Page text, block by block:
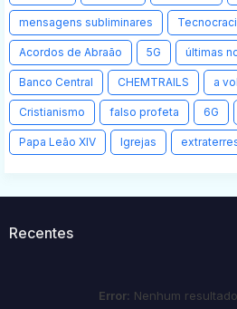
mensagens subliminares
Acordos de Abraão 5G últimas
Banco Central CHEMTRAILS a
Cristianismo falso profeta 6G
Papa Leão XIV Igrejas
Recentes
Error: Nenhum